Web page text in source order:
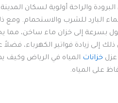
والراحة أولوية لسكان
البارد للشرب والاستحمام. ومع
بسرعة إلى خزان ماء ساخن،
ذلك إلى زيادة فواتير الكهرباء،
خزانات المياه في الرياض
على المياه.